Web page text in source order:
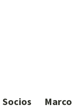
Socios